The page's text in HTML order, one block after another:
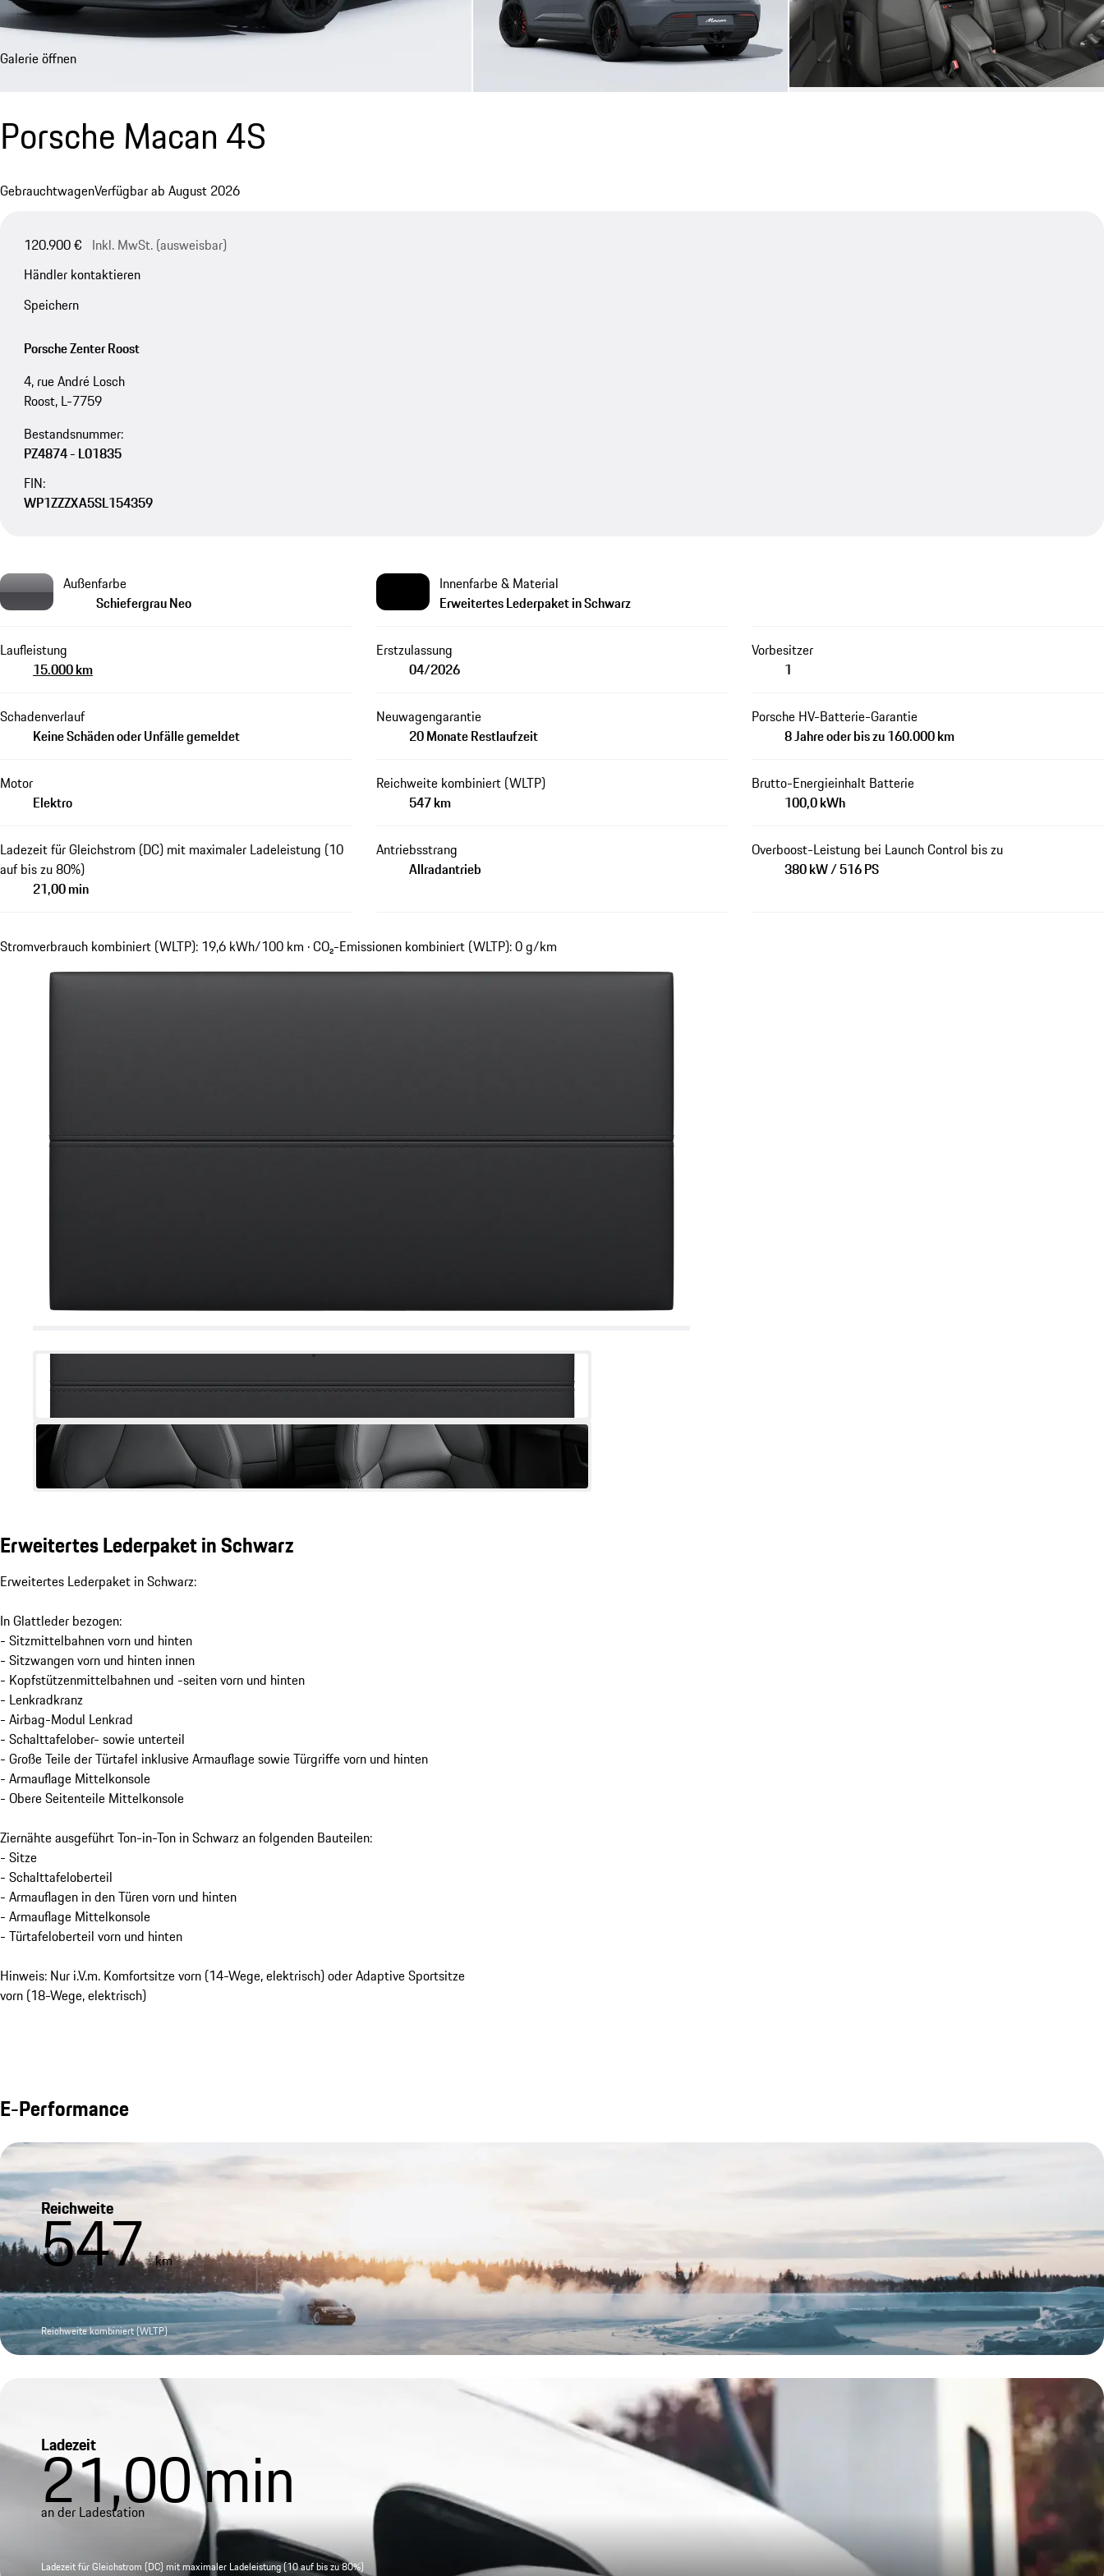
Galerie öffnen
Porsche Macan 4S
GebrauchtwagenVerfügbar ab August 2026
120.900 € Inkl. MwSt. (ausweisbar)
Händler kontaktieren
Speichern
Porsche Zenter Roost
4, rue André Losch
Roost, L-7759
Bestandsnummer:
PZ4874 - L01835
FIN:
WP1ZZZXA5SL154359
Außenfarbe
Schiefergrau Neo
Innenfarbe & Material
Erweitertes Lederpaket in Schwarz
Laufleistung
15.000 km
Erstzulassung
04/2026
Vorbesitzer
1
Schadenverlauf
Keine Schäden oder Unfälle gemeldet
Neuwagengarantie
20 Monate Restlaufzeit
Porsche HV-Batterie-Garantie
8 Jahre oder bis zu 160.000 km
Motor
Elektro
Reichweite kombiniert (WLTP)
547 km
Brutto-Energieinhalt Batterie
100,0 kWh
Ladezeit für Gleichstrom (DC) mit maximaler Ladeleistung (10
auf bis zu 80%)
21,00 min
Antriebsstrang
Allradantrieb
Overboost-Leistung bei Launch Control bis zu
380 kW / 516 PS
Stromverbrauch kombiniert (WLTP): 19,6 kWh/100 km · CO₂-Emissionen kombiniert (WLTP): 0 g/km
Erweitertes Lederpaket in Schwarz
Erweitertes Lederpaket in Schwarz:
In Glattleder bezogen:
- Sitzmittelbahnen vorn und hinten
- Sitzwangen vorn und hinten innen
- Kopfstützenmittelbahnen und -seiten vorn und hinten
- Lenkradkranz
- Airbag-Modul Lenkrad
- Schalttafelober- sowie unterteil
- Große Teile der Türtafel inklusive Armauflage sowie Türgriffe vorn und hinten
- Armauflage Mittelkonsole
- Obere Seitenteile Mittelkonsole
Ziernähte ausgeführt Ton-in-Ton in Schwarz an folgenden Bauteilen:
- Sitze
- Schalttafeloberteil
- Armauflagen in den Türen vorn und hinten
- Armauflage Mittelkonsole
- Türtafeloberteil vorn und hinten
Hinweis: Nur i.V.m. Komfortsitze vorn (14-Wege, elektrisch) oder Adaptive Sportsitze
vorn (18-Wege, elektrisch)
E-Performance
Reichweite
547 km
Reichweite kombiniert (WLTP)
Ladezeit
21,00min
an der Ladestation
Ladezeit für Gleichstrom (DC) mit maximaler Ladeleistung (10 auf bis zu 80%)